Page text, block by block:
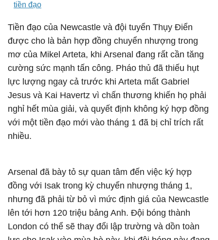
tiền đạo
Tiền đạo của Newcastle và đội tuyển Thụy Điển
được cho là bản hợp đồng chuyển nhượng trong
mơ của Mikel Arteta, khi Arsenal đang rất cần tăng
cường sức mạnh tấn công. Pháo thủ đã thiếu hụt
lực lượng ngay cả trước khi Arteta mất Gabriel
Jesus và Kai Havertz vì chấn thương khiến họ phải
nghỉ hết mùa giải, và quyết định không ký hợp đồng
với một tiền đạo mới vào tháng 1 đã bị chỉ trích rất
nhiều.
Arsenal đã bày tỏ sự quan tâm đến việc ký hợp
đồng với Isak trong kỳ chuyển nhượng tháng 1,
nhưng đã phải từ bỏ vì mức định giá của Newcastle
lên tới hơn 120 triệu bảng Anh. Đội bóng thành
London có thể sẽ thay đổi lập trường và dồn toàn